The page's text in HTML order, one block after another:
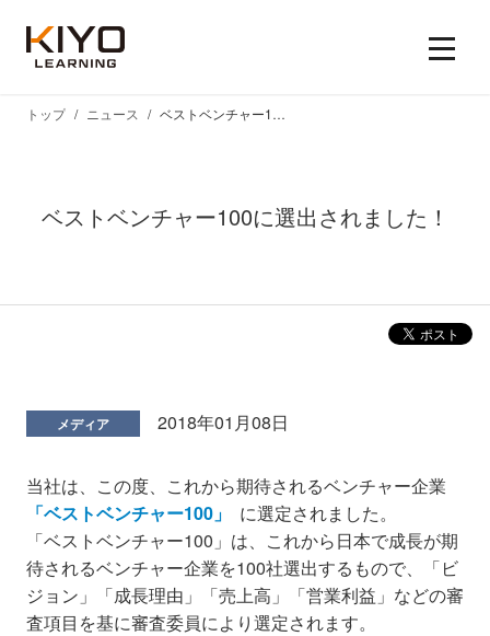
ベストベンチャー100に選出されました！
トップ ニュース ベストベンチャー100に選出されました！
メディア 2018年01月08日
当社は、この度、これから期待されるベンチャー企業
「ベストベンチャー100」
に選定されました。
「ベストベンチャー100」は、これから日本で成長が期
待されるベンチャー企業を100社選出するもので、「ビ
ジョン」「成長理由」「売上高」「営業利益」などの審
査項目を基に審査委員により選定されます。